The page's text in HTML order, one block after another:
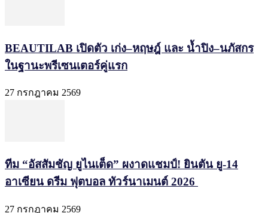
BEAUTILAB เปิดตัว เก่ง–หฤษฎ์ และ น้ำปิง–นภัสกร
ในฐานะพรีเซนเตอร์คู่แรก
27 กรกฎาคม 2569
ทีม “อัสสัมชัญ ยูไนเต็ด” ผงาดแชมป์! ยินตัน ยู-14
อาเซียน ดรีม ฟุตบอล ทัวร์นาเมนต์ 2026
27 กรกฎาคม 2569